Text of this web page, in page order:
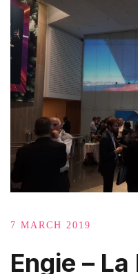
7 MARCH 2019
Engie –